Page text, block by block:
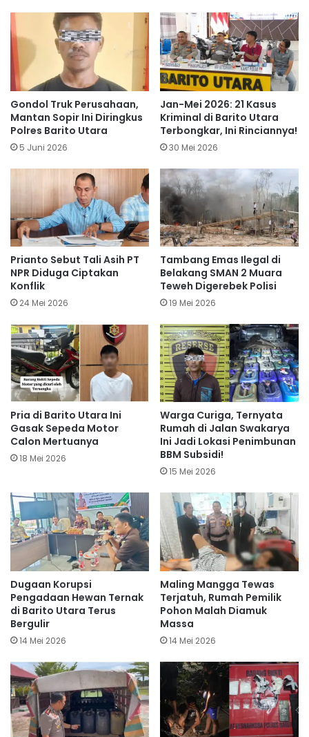
Gondol Truk Perusahaan,
Mantan Sopir Ini Diringkus
Polres Barito Utara
5 Juni 2026
Jan-Mei 2026: 21 Kasus
Kriminal di Barito Utara
Terbongkar, Ini Rinciannya!
30 Mei 2026
Prianto Sebut Tali Asih PT
NPR Diduga Ciptakan
Konflik
24 Mei 2026
Tambang Emas Ilegal di
Belakang SMAN 2 Muara
Teweh Digerebek Polisi
19 Mei 2026
Pria di Barito Utara Ini
Gasak Sepeda Motor
Calon Mertuanya
18 Mei 2026
Warga Curiga, Ternyata
Rumah di Jalan Swakarya
Ini Jadi Lokasi Penimbunan
BBM Subsidi!
15 Mei 2026
Dugaan Korupsi
Pengadaan Hewan Ternak
di Barito Utara Terus
Bergulir
14 Mei 2026
Maling Mangga Tewas
Terjatuh, Rumah Pemilik
Pohon Malah Diamuk
Massa
14 Mei 2026